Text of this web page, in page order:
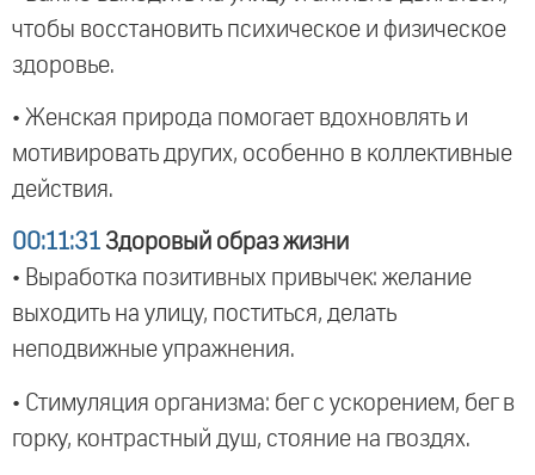
чтобы восстановить психическое и физическое
здоровье.
• Женская природа помогает вдохновлять и
мотивировать других, особенно в коллективные
действия.
00:11:31 Здоровый образ жизни
• Выработка позитивных привычек: желание
выходить на улицу, поститься, делать
неподвижные упражнения.
• Стимуляция организма: бег с ускорением, бег в
горку, контрастный душ, стояние на гвоздях.